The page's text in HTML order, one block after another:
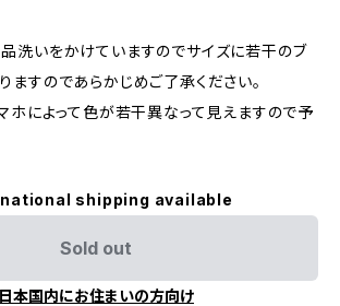
洗いをかけていますのでサイズに若干のブ
ますのであらかじめご了承ください。
ホによって色が若干異なって見えますので予
shipping available
Sold out
日本国内にお住まいの方向け